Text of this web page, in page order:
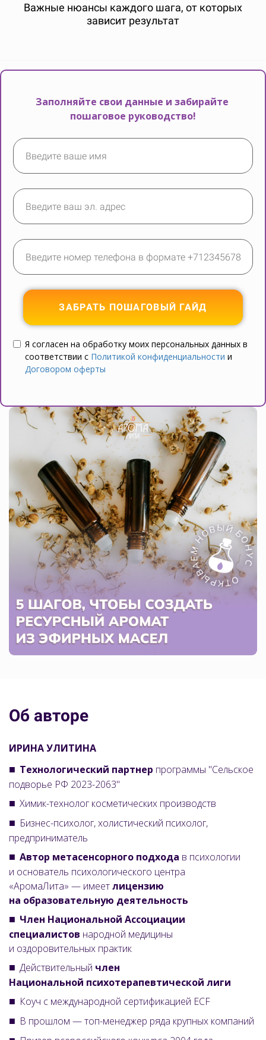
Важные нюансы каждого шага, от которых
зависит результат
Ссылка на это место страницы:#form
Заполняйте свои данные и забирайте
пошаговое руководство!
ЗАБРАТЬ ПОШАГОВЫЙ ГАЙД
Я согласен на обработку моих персональных данных в
соответствии с Политикой конфиденциальности и
Договором оферты
Об авторе
ИРИНА УЛИТИНА
Технологический партнер программы "Сельское
подворье РФ 2023-2063"
Химик-технолог косметических производств
Бизнес-психолог, холистический психолог,
предприниматель
Автор метасенсорного подхода в психологии
и основатель психологического центра
«АромаЛита» — имеетлицензию
на образовательную деятельность
Член Национальной Ассоциации
специалистов народной медицины
и оздоровительных практик
Действительный член
Национальной психотерапевтической лиги
Коуч с международной сертификацией ECF
В прошлом — топ-менеджер ряда крупных компаний